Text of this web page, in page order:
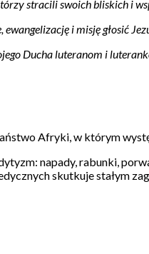
stracili swoich bliskich i
i misję głosić
Ducha luteranom i
Afryki, w którym
napady, rabunki,
skutkuje stałym